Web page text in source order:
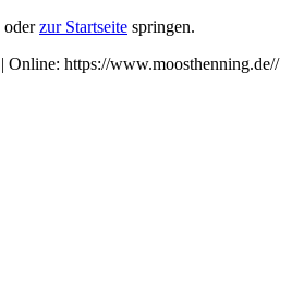
oderzur Startseite springen.
| Online: https://www.moosthenning.de//